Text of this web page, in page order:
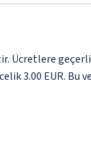
Ücretlere
3.00 EUR.